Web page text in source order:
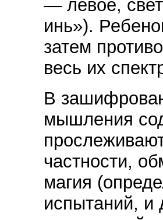
— левое,
инь»).
затем
весь их
В
мышления
частности,
магия
испытаний, и